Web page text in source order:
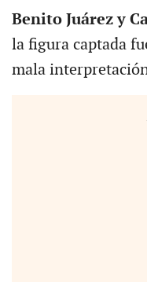
Benito Juárez y
la figura captada
mala